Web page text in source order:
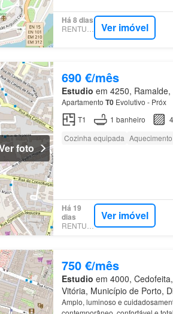
Há 8 dias
RENTUMO Ver imóvel
foto
690 €/mês
Estudio em 4250,
Apartamento T0Evolutivo - Próx
T1
1 banheiro
Cozinha equipada Aquecimento
Há 19
dias
RENTUMO
Ver imóvel
750 €/mês
Estudio em 4000,
Vitória, Município de Porto,
Amplo, luminoso e